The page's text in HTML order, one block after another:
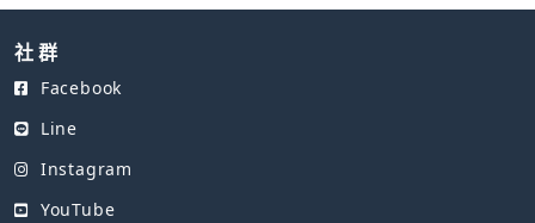
社 群
Facebook
Line
Instagram
YouTube